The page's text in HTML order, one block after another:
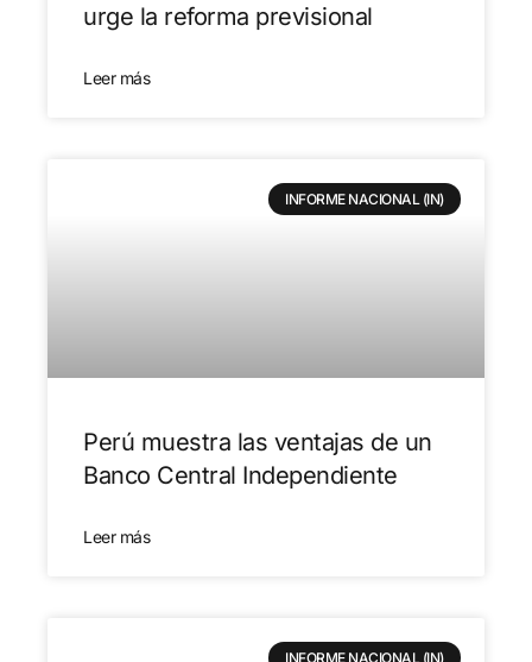
urge la reforma previsional
Leer más
INFORME NACIONAL (IN)
Perú muestra las ventajas de un
Banco Central Independiente
Leer más
INFORME NACIONAL (IN)